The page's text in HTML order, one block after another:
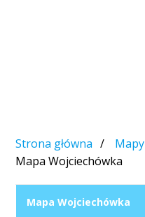
Strona główna Mapy
Mapa Wojciechówka
Mapa Wojciechówka